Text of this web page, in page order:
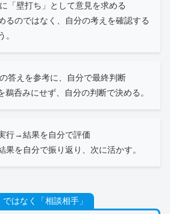
「壁打ち」として意見を求める
るのではなく、自分の考えを確認する
。
答えを参考に、自分で最終判断
鵜呑みにせず、自分の判断で決める。
行→結果を自分で評価
果を自分で振り返り、次に活かす。
はなく「相談相手」